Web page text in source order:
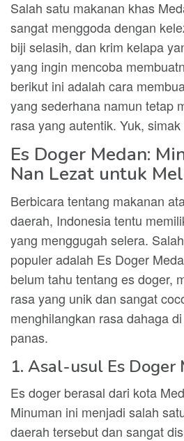
Salah satu makanan khas
sangat menggoda dengan
biji selasih, dan krim kelapa
yang ingin mencoba
berikut ini adalah cara
yang sederhana namun tetap
rasa yang autentik. Yuk,
Es Doger Medan:
Nan Lezat untuk
Berbicara tentang makanan
daerah, Indonesia tentu
yang menggugah selera.
populer adalah Es Doger
belum tahu tentang es doger,
rasa yang unik dan sangat
menghilangkan rasa dahaga
panas.
1. Asal-usul Es Doger
Es doger berasal dari kota
Minuman ini menjadi salah
daerah tersebut dan sangat